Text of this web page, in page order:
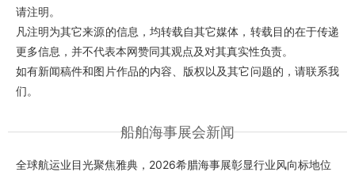
请注明。
凡注明为其它来源的信息，均转载自其它媒体，转载目的在于传递
更多信息，并不代表本网赞同其观点及对其真实性负责。
如有新闻稿件和图片作品的内容、版权以及其它问题的，请联系我
们。
船舶海事展会新闻
全球航运业目光聚焦雅典，2026希腊海事展彰显行业风向标地位